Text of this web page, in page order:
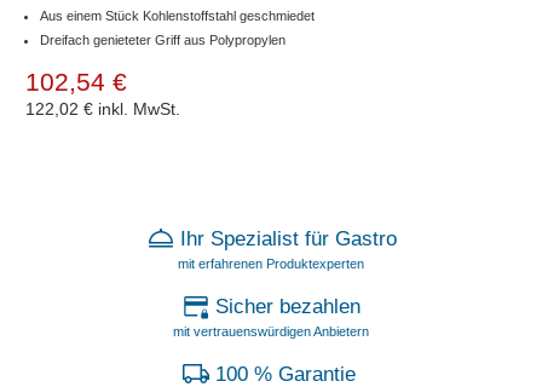
Aus einem Stück Kohlenstoffstahl geschmiedet
Dreifach genieteter Griff aus Polypropylen
102,54 €
122,02 € inkl. MwSt.
Ihr Spezialist für Gastro
mit erfahrenen Produktexperten
Sicher bezahlen
mit vertrauenswürdigen Anbietern
100 % Garantie